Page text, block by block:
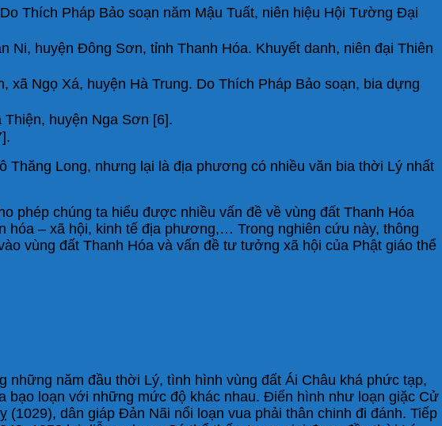
Thích Pháp Bảo soạn năm Mậu Tuất, niên hiệu Hội Tường Đại
Ni, huyện Đông Sơn, tỉnh Thanh Hóa. Khuyết danh, niên đại Thiên
Ngọ Xá, huyện Hà Trung. Do Thích Pháp Bảo soạn, bia dựng
huyện Nga Sơn [6].
Thăng Long, nhưng lại là địa phương có nhiều văn bia thời Lý nhất
phép chúng ta hiểu được nhiều vấn đề về vùng đất Thanh Hóa
hóa – xã hội, kinh tế địa phương,… Trong nghiên cứu này, thông
vùng đất Thanh Hóa và vấn đề tư tưởng xã hội của Phật giáo thể
năm đầu thời Lý, tình hình vùng đất Ái Châu khá phức tạp,
bạo loạn với những mức độ khác nhau. Điển hình như loạn giặc Cử
dân giáp Đản Nãi nổi loạn vua phải thân chinh đi đánh. Tiếp